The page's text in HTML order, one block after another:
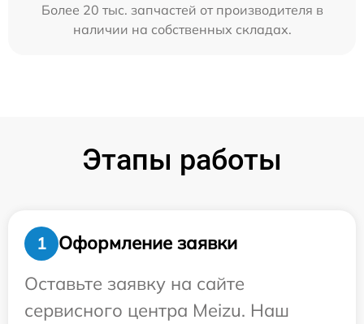
Более 20 тыс. запчастей от производителя в
наличии на собственных складах.
Этапы работы
1
Оформление заявки
Оставьте заявку на сайте
сервисного центра Meizu. Наш